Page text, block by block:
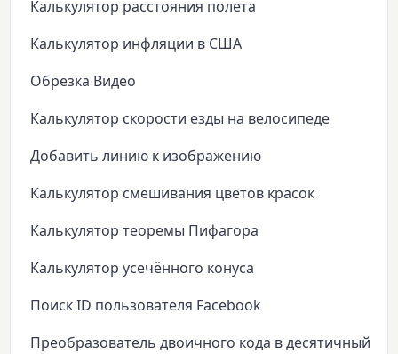
Калькулятор расстояния полета
Калькулятор инфляции в США
Обрезка Видео
Калькулятор скорости езды на велосипеде
Добавить линию к изображению
Калькулятор смешивания цветов красок
Калькулятор теоремы Пифагора
Калькулятор усечённого конуса
Поиск ID пользователя Facebook
Преобразователь двоичного кода в десятичный